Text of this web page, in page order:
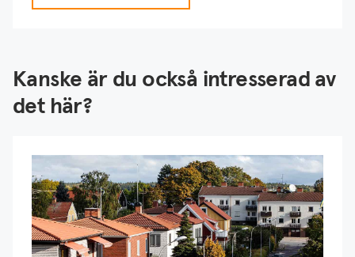
Kanske är du också intresserad av
det här?